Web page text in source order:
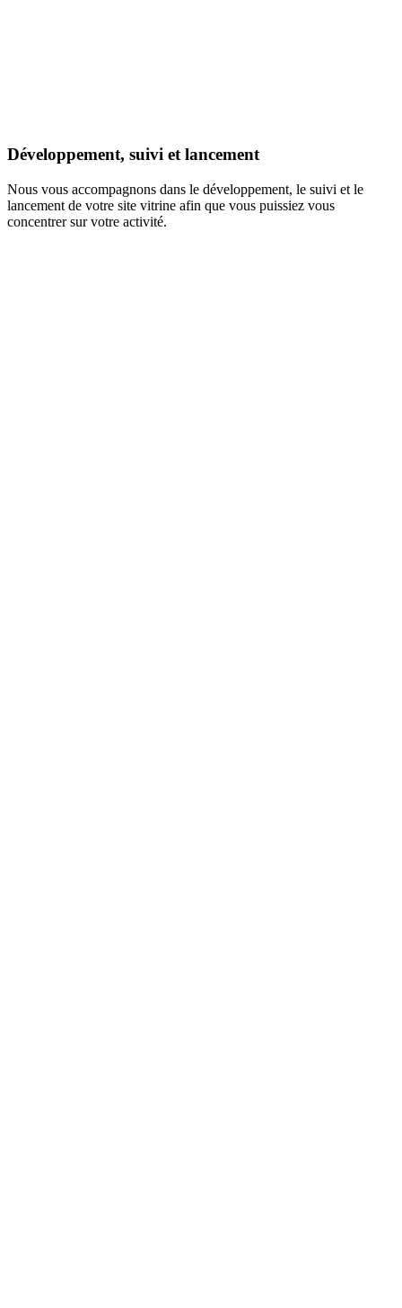
Développement, suivi et lancement
Nous vous accompagnons dans le développement, le suivi et le
lancement de votre site vitrine afin que vous puissiez vous
concentrer sur votre activité.